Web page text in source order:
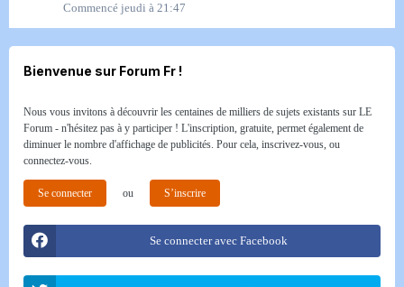
Commencé jeudi à 21:47
Bienvenue sur Forum Fr !
Nous vous invitons à découvrir les centaines de milliers de sujets existants sur LE
Forum - n'hésitez pas à y participer ! L'inscription, gratuite, permet également de
diminuer le nombre d'affichage de publicités. Pour cela, inscrivez-vous, ou
connectez-vous.
Se connecter ou S’inscrire
Se connecter avec Facebook